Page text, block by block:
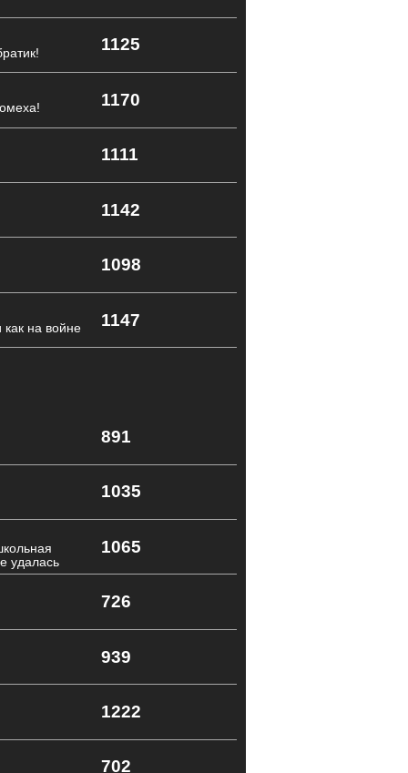
1125
1170
1111
1142
1098
как на войне 1147
891
1035
удалась
1065
726
939
1222
702